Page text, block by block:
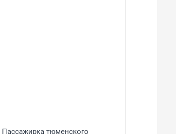
Пассажирка тюменского